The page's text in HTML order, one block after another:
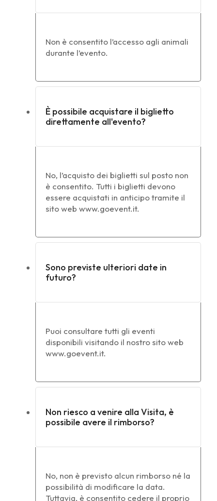
Non è consentito l’accesso agli animali
durante l’evento.
È possibile acquistare il biglietto
direttamente all'evento?
No, l’acquisto dei biglietti sul posto non
è consentito. Tutti i biglietti devono
essere acquistati in anticipo tramite il
sito web www.goevent.it.
Sono previste ulteriori date in
futuro?
Puoi consultare tutti gli eventi
disponibili visitando il nostro sito web
www.goevent.it.
Non riesco a venire alla Visita, è
possibile avere il rimborso?
No, non è previsto alcun rimborso né la
possibilità di modificare la data.
Tuttavia, è consentito cedere il proprio